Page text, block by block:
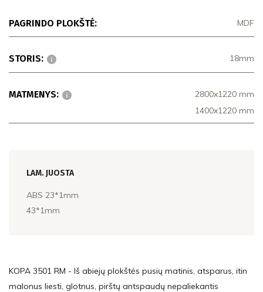
PAGRINDO PLOKŠTĖ: MDF
STORIS: 18mm
MATMENYS:
2800x1220 mm
1400x1220 mm
LAM. JUOSTA
ABS 23*1mm
43*1mm
KOPA 3501 RM - Iš abiejų plokštės pusių matinis, atsparus, itin
malonus liesti, glotnus, pirštų antspaudų nepaliekantis